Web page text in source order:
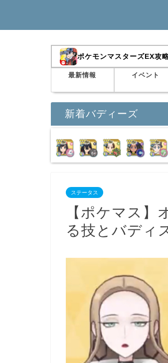
ポケモンマスターズEX攻
最新情報 イベント
新着バディーズ
ステータス
【ポケマス】
る技とバディ